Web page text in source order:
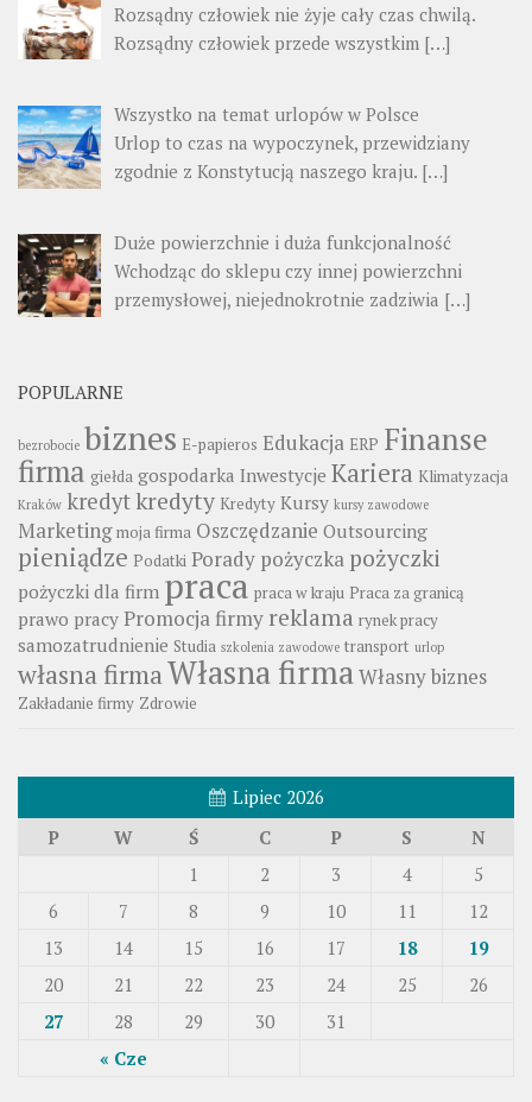
Rozsądny człowiek nie żyje cały czas chwilą.
Rozsądny człowiek przede wszystkim […]
Wszystko na temat urlopów w Polsce
Urlop to czas na wypoczynek, przewidziany
zgodnie z Konstytucją naszego kraju. […]
Duże powierzchnie i duża funkcjonalność
Wchodząc do sklepu czy innej powierzchni
przemysłowej, niejednokrotnie zadziwia […]
POPULARNE
bezrobocie biznes E-papieros Edukacja ERP Finanse
firma giełda gospodarka Inwestycje Kariera Klimatyzacja
Kraków kredytkredyty Kredyty Kursy kursy zawodowe
Marketing moja firma Oszczędzanie Outsourcing
pieniądze Podatki Porady pożyczka pożyczki
pożyczki dla firm praca praca w kraju Praca za granicą
prawo pracy Promocja firmy reklama rynek pracy
samozatrudnienie Studia szkolenia zawodowe transport urlop
własna firmaWłasna firmaWłasny biznes
Zakładanie firmy Zdrowie
Lipiec 2026
P
W Ś C P S N
« Cze
1 2 3 4
5
6
7 8 9 10 11
12
13
14 15 16 17 18
19
20
21 22 23 24 25
26
27
28 29 30 31